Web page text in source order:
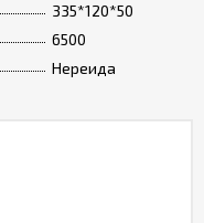
335*120*50
6500
Нереида